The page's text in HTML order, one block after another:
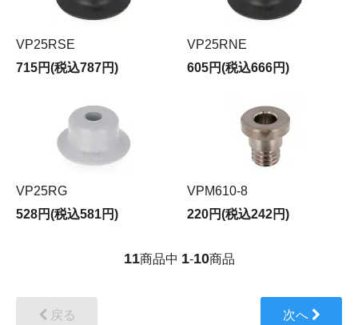
VP25RSE
715円(税込787円)
VP25RNE
605円(税込666円)
VP25RG
528円(税込581円)
VPM610-8
220円(税込242円)
11商品中 1-10商品
戻る 次へ